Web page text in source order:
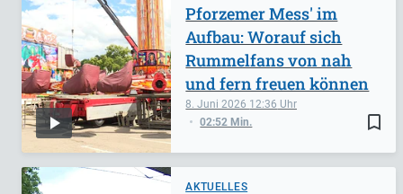
bookmark_border
8. Juni 2026 12:36
02:52 Min.
Pforzemer Mess' im
Aufbau: Worauf sich
Rummelfans von nah
und fern freuen können
AKTUELLES